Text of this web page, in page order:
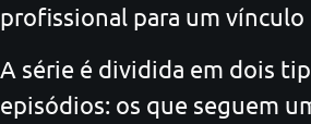
profissional para um
A série é dividida em dois
episódios: os que seguem